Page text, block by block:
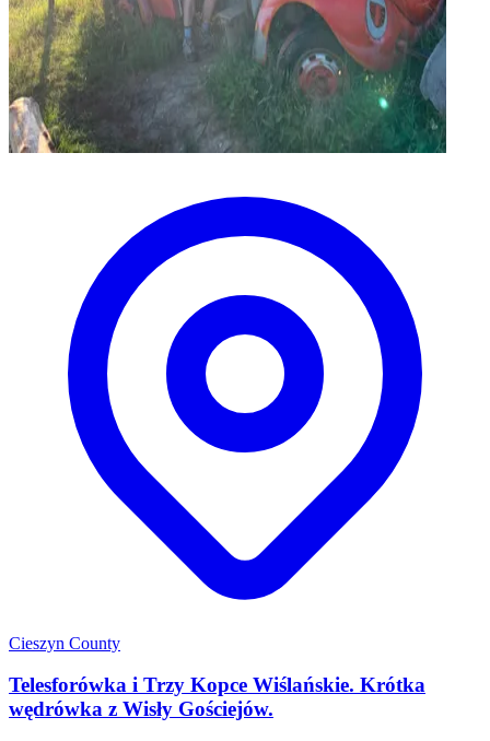
Cieszyn County
Telesforówka i Trzy Kopce Wiślańskie. Krótka
wędrówka z Wisły Gościejów.